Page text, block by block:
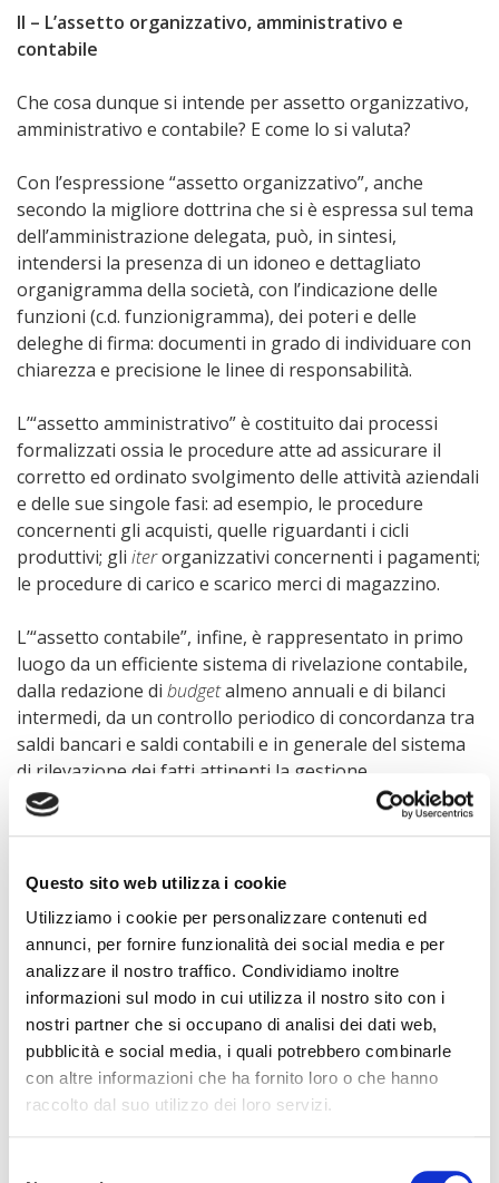
Questo sito web utilizza i cookie
Utilizziamo i cookie per personalizzare contenuti ed
annunci, per fornire funzionalità dei social media e per
analizzare il nostro traffico. Condividiamo inoltre
informazioni sul modo in cui utilizza il nostro sito con i
nostri partner che si occupano di analisi dei dati web,
pubblicità e social media, i quali potrebbero combinarle
con altre informazioni che ha fornito loro o che hanno
raccolto dal suo utilizzo dei loro servizi.
II – L’assetto organizzativo, amministrativo e
contabile
Che cosa dunque si intende per assetto organizzativo,
amministrativo e contabile? E come lo si valuta?
Con l’espressione “assetto organizzativo”, anche
secondo la migliore dottrina che si è espressa sul tema
dell’amministrazione delegata, può, in sintesi,
intendersi la presenza di un idoneo e dettagliato
organigramma della società, con l’indicazione delle
funzioni (c.d. funzionigramma), dei poteri e delle
deleghe di firma: documenti in grado di individuare con
chiarezza e precisione le linee di responsabilità.
L’“assetto amministrativo” è costituito dai processi
formalizzati ossia le procedure atte ad assicurare il
corretto ed ordinato svolgimento delle attività aziendali
e delle sue singole fasi: ad esempio, le procedure
concernenti gli acquisti, quelle riguardanti i cicli
produttivi; gli iterorganizzativi concernenti i pagamenti;
le procedure di carico e scarico merci di magazzino.
L’“assetto contabile”, infine, è rappresentato in primo
luogo da un efficiente sistema di rivelazione contabile,
dalla redazione di budgetalmeno annuali e di bilanci
intermedi, da un controllo periodico di concordanza tra
saldi bancari e saldi contabili e in generale del sistema
di rilevazione dei fatti attinenti la gestione.
Il quinto comma dell’art. 2381 c.c. e, testualmente anche
assetti debbano essereadeguati
2°, c.c.). E’ di cruciale importanza notare che tale
adeguatezza “relativa” (ossia in relazione alla natura e
dimensioni dell’impresa), deve essere verificata in
continuum. L’obbligo di cura e di valutazione in carico
all’imprenditore e al consiglio di amministrazione
costituisce dunque – per essere realmente efficace – un
dovere di carattere continuativo , nel senso che detti
assetti devono esserecostantemente monitorati e
realtà organizzativa in quel momento esistente o